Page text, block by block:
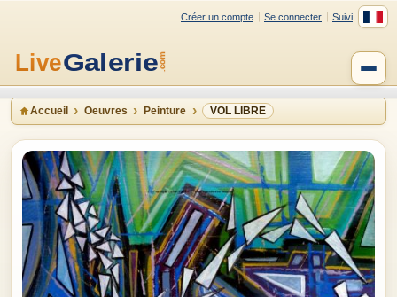
Créer un compte Se connecter Suivi
Accueil Oeuvres Peinture VOL LIBRE